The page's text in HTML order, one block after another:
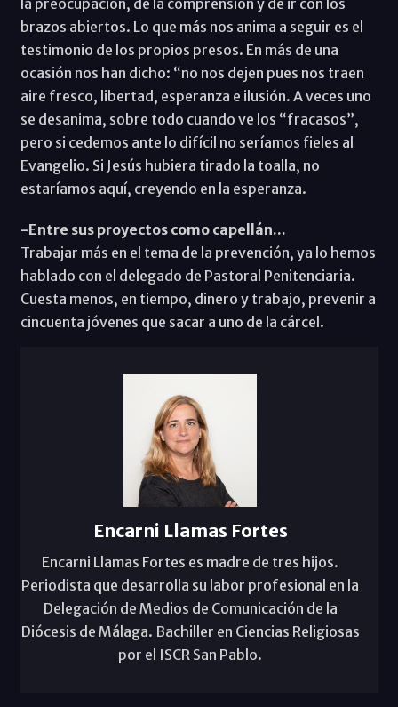
la preocupación, de la comprensión y de ir con los
brazos abiertos. Lo que más nos anima a seguir es el
testimonio de los propios presos. En más de una
ocasión nos han dicho: “no nos dejen pues nos traen
aire fresco, libertad, esperanza e ilusión. A veces uno
se desanima, sobre todo cuando ve los “fracasos”,
pero si cedemos ante lo difícil no seríamos fieles al
Evangelio. Si Jesús hubiera tirado la toalla, no
estaríamos aquí, creyendo en la esperanza.
-Entre sus proyectos como capellán...
Trabajar más en el tema de la prevención, ya lo hemos
hablado con el delegado de Pastoral Penitenciaria.
Cuesta menos, en tiempo, dinero y trabajo, prevenir a
cincuenta jóvenes que sacar a uno de la cárcel.
Encarni Llamas Fortes
Encarni Llamas Fortes es madre de tres hijos.
Periodista que desarrolla su labor profesional en la
Delegación de Medios de Comunicación de la
Diócesis de Málaga. Bachiller en Ciencias Religiosas
por el ISCR San Pablo.